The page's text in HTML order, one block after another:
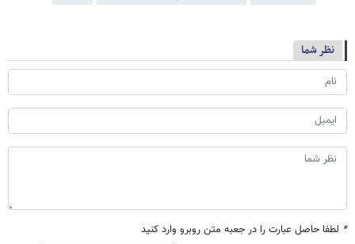
نظر شما
* لطفا حاصل عبارت را در جعبه متن روبرو وارد کنید